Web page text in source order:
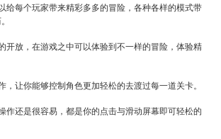
给每个玩家带来精彩多多的冒险，各种各样的模式带
开放，在游戏之中可以体验到不一样的冒险，体验精
，让你能够控制角色更加轻松的去渡过每一道关卡。
作还是很容易，都是你的点击与滑动屏幕即可轻松的